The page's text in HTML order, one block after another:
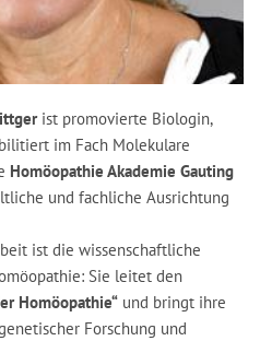
ist promovierte Biologin,
im Fach Molekulare
Homöopathie Akademie Gauting
und fachliche Ausrichtung
ist die wissenschaftliche
Sie leitet den
Homöopathie“ und bringt ihre
Forschung und